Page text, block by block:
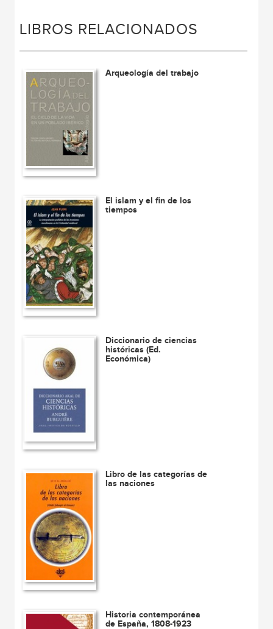
LIBROS RELACIONADOS
Arqueología del trabajo
El islam y el fin de los
tiempos
Diccionario de ciencias
históricas (Ed.
Económica)
Libro de las categorías de
las naciones
Historia contemporánea
de España, 1808-1923